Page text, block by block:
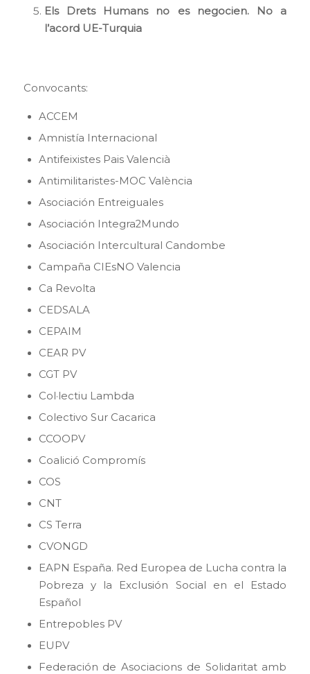
Els Drets Humans no es negocien. No a
l’acord UE-Turquia
Convocants:
ACCEM
Amnistía Internacional
Antifeixistes Pais Valencià
Antimilitaristes-MOC València
Asociación Entreiguales
Asociación Integra2Mundo
Asociación Intercultural Candombe
Campaña CIEsNO Valencia
Ca Revolta
CEDSALA
CEPAIM
CEAR PV
CGT PV
Col·lectiu Lambda
Colectivo Sur Cacarica
CCOOPV
Coalició Compromís
COS
CNT
CS Terra
CVONGD
EAPN España. Red Europea de Lucha contra la
Pobreza y la Exclusión Social en el Estado
Español
Entrepobles PV
EUPV
Federación de Asociacions de Solidaritat amb